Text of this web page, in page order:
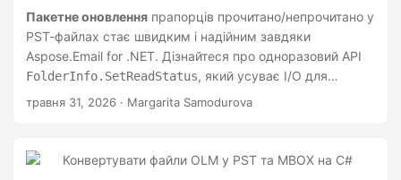
Пакетне оновлення прапорців прочитано/непрочитано у
PST‑файлах стає швидким і надійним завдяки
Aspose.Email for .NET. Дізнайтеся про одноразовий API
FolderInfo.SetReadStatus, який усуває I/O для
кожного повідомлення та прискорює масові операції.
травня 31, 2026 · Margarita Samodurova